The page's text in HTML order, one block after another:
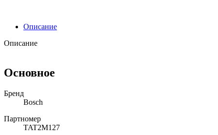
Описание
Описание
Основное
Бренд
Bosch
Партномер
TAT2M127